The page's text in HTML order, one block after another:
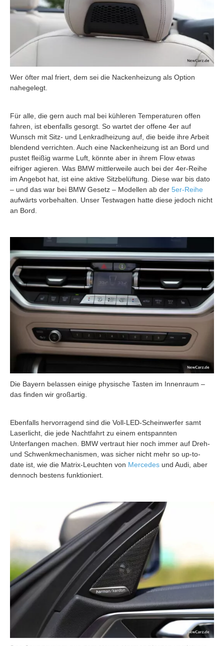
Wer öfter mal friert, dem sei die Nackenheizung als Option
nahegelegt.
Für alle, die gern auch mal bei kühleren Temperaturen offen
fahren, ist ebenfalls gesorgt. So wartet der offene 4er auf
Wunsch mit Sitz- und Lenkradheizung auf, die beide ihre Arbeit
blendend verrichten. Auch eine Nackenheizung ist an Bord und
pustet fleißig warme Luft, könnte aber in ihrem Flow etwas
eifriger agieren. Was BMW mittlerweile auch bei der 4er-Reihe
im Angebot hat, ist eine aktive Sitzbelüftung. Diese war bis dato
– und das war bei BMW Gesetz – Modellen ab der 5er-Reihe
aufwärts vorbehalten. Unser Testwagen hatte diese jedoch nicht
an Bord.
Die Bayern belassen einige physische Tasten im Innenraum –
das finden wir großartig.
Ebenfalls hervorragend sind die Voll-LED-Scheinwerfer samt
Laserlicht, die jede Nachtfahrt zu einem entspannten
Unterfangen machen. BMW vertraut hier noch immer auf Dreh-
und Schwenkmechanismen, was sicher nicht mehr so up-to-
date ist, wie die Matrix-Leuchten von Mercedes und Audi, aber
dennoch bestens funktioniert.